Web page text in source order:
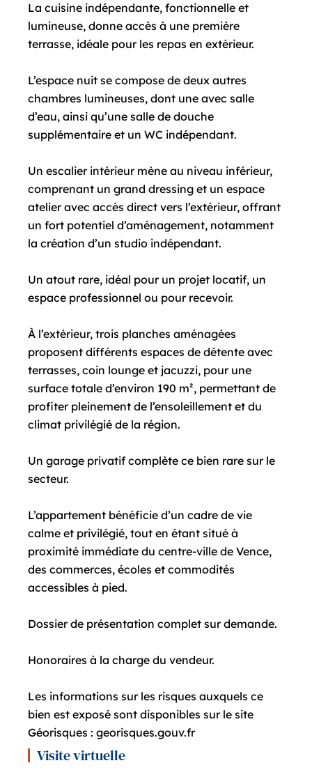
La cuisine indépendante, fonctionnelle et
lumineuse, donne accès à une première
terrasse, idéale pour les repas en extérieur.
L’espace nuit se compose de deux autres
chambres lumineuses, dont une avec salle
d’eau, ainsi qu’une salle de douche
supplémentaire et un WC indépendant.
Un escalier intérieur mène au niveau inférieur,
comprenant un grand dressing et un espace
atelier avec accès direct vers l’extérieur, offrant
un fort potentiel d’aménagement, notamment
la création d’un studio indépendant.
Un atout rare, idéal pour un projet locatif, un
espace professionnel ou pour recevoir.
À l’extérieur, trois planches aménagées
proposent différents espaces de détente avec
terrasses, coin lounge et jacuzzi, pour une
surface totale d’environ 190 m², permettant de
profiter pleinement de l’ensoleillement et du
climat privilégié de la région.
Un garage privatif complète ce bien rare sur le
secteur.
L’appartement bénéficie d’un cadre de vie
calme et privilégié, tout en étant situé à
proximité immédiate du centre-ville de Vence,
des commerces, écoles et commodités
accessibles à pied.
Dossier de présentation complet sur demande.
Honoraires à la charge du vendeur.
Les informations sur les risques auxquels ce
bien est exposé sont disponibles sur le site
Géorisques : georisques.gouv.fr
Visite virtuelle